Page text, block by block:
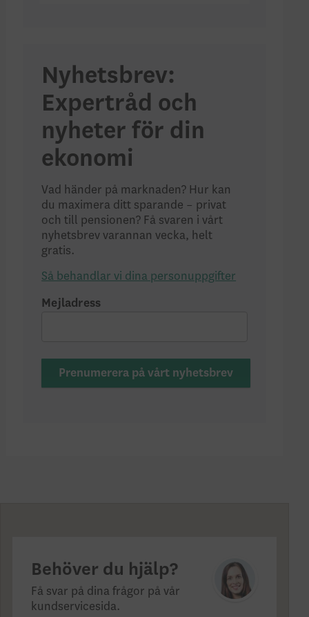
Nyhetsbrev:
Expertråd och
nyheter för din
ekonomi
Vad händer på marknaden? Hur kan
du maximera ditt sparande – privat
och till pensionen? Få svaren i vårt
nyhetsbrev varannan vecka, helt
gratis.
Så behandlar vi dina personuppgifter
Mejladress
Prenumerera på vårt nyhetsbrev
Behöver du hjälp?
Få svar på dina frågor på vår
kundservicesida.